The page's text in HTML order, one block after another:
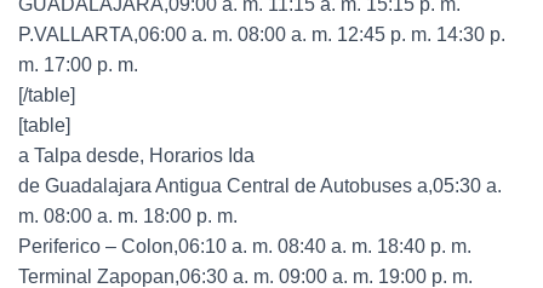
GUADALAJARA,09:00 a. m. 11:15 a. m. 15:15 p. m.
P.VALLARTA,06:00 a. m. 08:00 a. m. 12:45 p. m. 14:30 p.
m. 17:00 p. m.
[/table]
[table]
a Talpa desde, Horarios Ida
de Guadalajara Antigua Central de Autobuses a,05:30 a.
m. 08:00 a. m. 18:00 p. m.
Periferico – Colon,06:10 a. m. 08:40 a. m. 18:40 p. m.
Terminal Zapopan,06:30 a. m. 09:00 a. m. 19:00 p. m.